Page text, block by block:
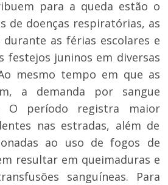
para a queda estão o
de doenças respiratórias, as
durante as férias escolares e
festejos juninos em diversas
mesmo tempo em que as
a demanda por sangue
O período registra maior
nas estradas, além de
ao uso de fogos de
resultar em queimaduras e
sanguíneas. Para